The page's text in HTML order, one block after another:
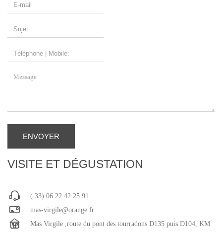
ENVOYER
VISITE ET DÉGUSTATION
( 33) 06 22 42 25 91
mas-virgile@orange.fr
Mas Virgile ,route du pont des tourradons D135 puis D104, KM